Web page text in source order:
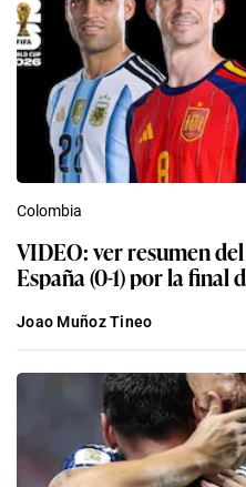
Colombia
VIDEO: ver resumen
España (0-1) por la final
Joao Muñoz Tineo